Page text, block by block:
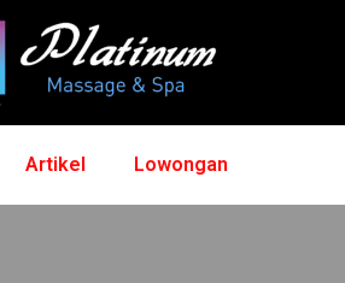
Artikel Lowongan